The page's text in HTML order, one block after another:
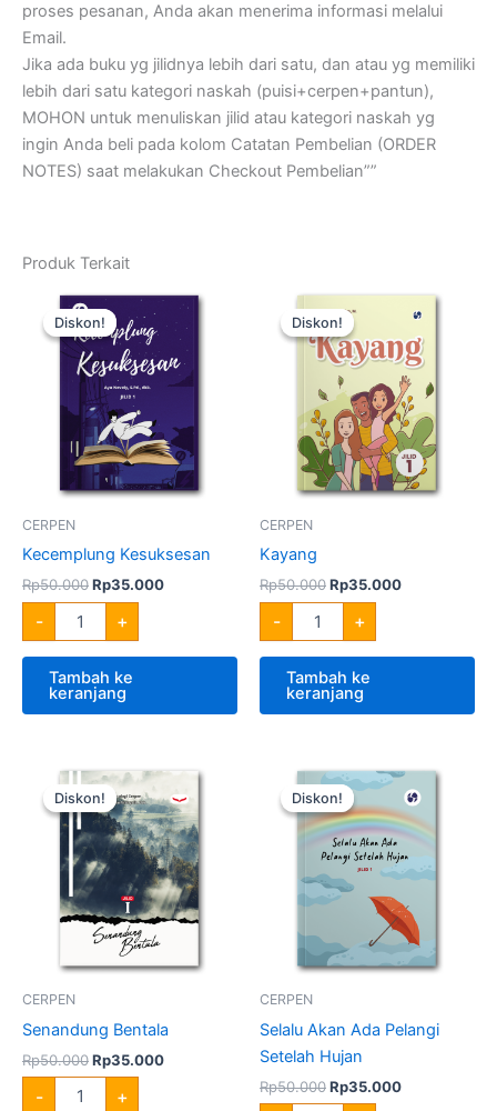
proses pesanan, Anda akan menerima informasi melalui
Email.
Jika ada buku yg jilidnya lebih dari satu, dan atau yg memiliki
lebih dari satu kategori naskah (puisi+cerpen+pantun),
MOHON untuk menuliskan jilid atau kategori naskah yg
ingin Anda beli pada kolom Catatan Pembelian (ORDER
NOTES) saat melakukan Checkout Pembelian””
Produk Terkait
Diskon!
Diskon!
CERPEN
Kecemplung Kesuksesan
Rp50.000
Harga
aslinya
adalah:
Rp50.000.
Rp35.000
Harga
saat
ini
adalah:
Rp35.000.
-
Kuantitas
Kecemplung
Kesuksesan
+
Tambah ke
keranjang
Diskon!
Diskon!
CERPEN
Kayang
Rp50.000
Harga
aslinya
adalah:
Rp50.000.
Rp35.000
Harga
saat
ini
adalah:
Rp35.000.
-
Kuantitas
Kayang
+
Tambah ke
keranjang
Diskon!
Diskon!
CERPEN
Senandung Bentala
Rp50.000
Harga
aslinya
adalah:
Rp50.000.
Rp35.000
Harga
ini
adalah:
Rp35.000.
-
Kuantitas
Senandung
Bentala
+
Diskon!
Diskon!
CERPEN
Selalu Akan Ada Pelangi
Setelah Hujan
Rp50.000
Harga
aslinya
adalah:
Rp50.000.
Rp35.000
Harga
saat
ini
adalah:
Kuantitas
Selalu
Akan
Pelangi
Setelah
Hujan